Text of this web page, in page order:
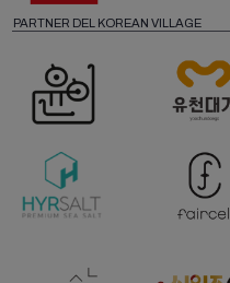
PARTNER DEL KOREAN VILLAGE